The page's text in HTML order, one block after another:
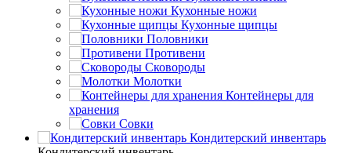
Кухонные ножи
Кухонные щипцы
Половники
Противени
Сковороды
Молотки
Контейнеры для
хранения
Совки
Кондитерский инвентарь